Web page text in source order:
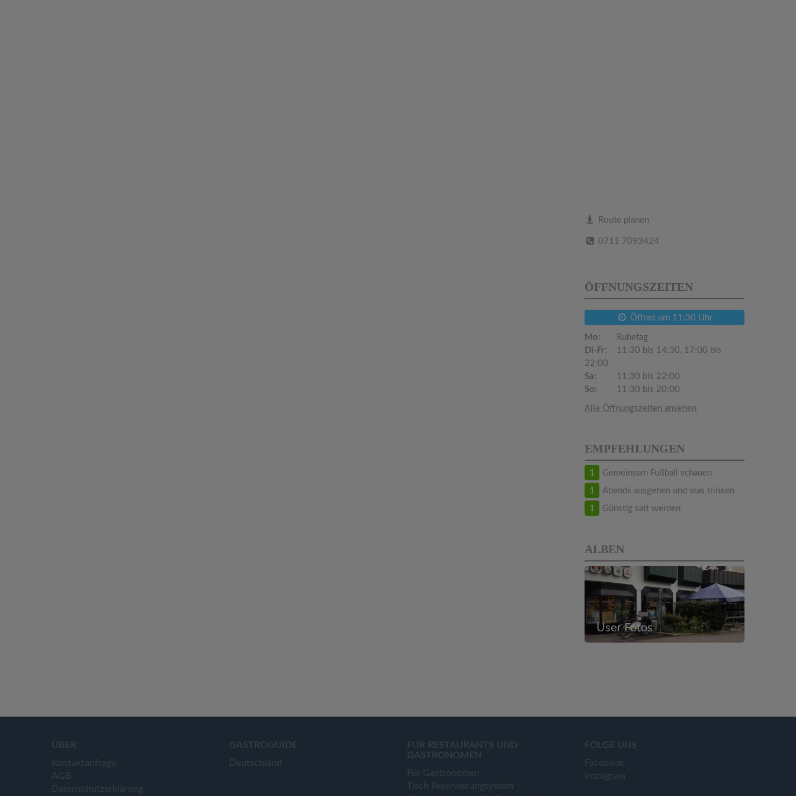
Route planen
0711 7093424
ÖFFNUNGSZEITEN
Öffnet um 11:30 Uhr
Mo:
Ruhetag
Di-Fr:
11:30 bis 14:30, 17:00 bis
22:00
Sa:
11:30 bis 22:00
So:
11:30 bis 20:00
Alle Öffnungszeiten ansehen
EMPFEHLUNGEN
1 Gemeinsam Fußball schauen
1 Abends ausgehen und was trinken
1 Günstig satt werden
ALBEN
User Fotos
ÜBER
Kontaktanfrage
AGB
Datenschutzerklärung
GASTROGUIDE
Deutschland
FÜR RESTAURANTS UND
GASTRONOMEN
Für Gastronomen
Tisch Reservierungsystem
FOLGE UNS
Facebook
Instagram